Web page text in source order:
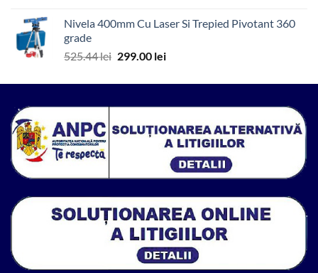
fost:
216.53 lei.
Nivela 400mm Cu Laser Si Trepied Pivotant 360
grade
525.44lei Prețul
a
299.00 leiPrețul
este: